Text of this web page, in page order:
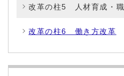
改革の柱5 人材育成・職
改革の柱6 働き方改革